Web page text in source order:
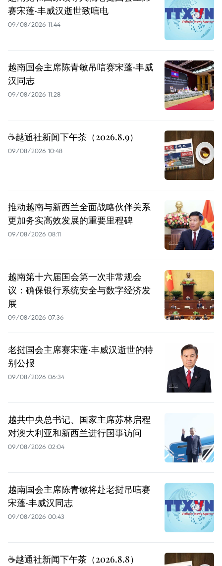
赛宋蓬·丰威汉逝世致唁电
09/08/2026 11:44
越南国会主席陈青敏吊唁赛宋蓬·丰威
汉同志
09/08/2026 11:28
☕️越通社新闻下午茶（2026.8.9）
09/08/2026 10:48
推动越南与新西兰全面战略伙伴关系
更加务实高效发展的重要里程碑
09/08/2026 08:11
越南第十六届国会第一次非常规会
议：确保银行系统安全与数字经济发
展
09/08/2026 07:36
老挝国会主席赛宋蓬·丰威汉逝世的特
别公报
09/08/2026 06:34
越共中央总书记、国家主席苏林启程
对澳大利亚和新西兰进行国事访问
09/08/2026 02:04
越南国会主席陈青敏将赴老挝吊唁赛
宋蓬·丰威汉同志
09/08/2026 00:43
☕️越通社新闻下午茶（2026.8.8）